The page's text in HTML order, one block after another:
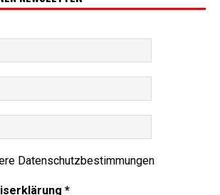
Datenschutzbestimmungen
*